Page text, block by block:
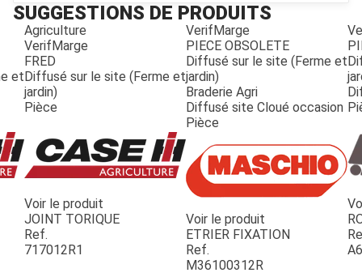
JOUET
ESPACES VERTS
SUGGESTIONS DE PRODUITS
et
Agriculture
VerifMarge
FRED
Diffusé sur le site (Ferme et
jardin)
Pièce
Voir le produit
JOINT TORIQUE
Ref.
717012R1
VerifMarge
PIECE OBSOLETE
Diffusé sur le site (Ferme et
jardin)
Braderie Agri
Diffusé site Cloué occasion
Pièce
Voir le produit
ETRIER FIXATION
Ref.
M36100312R